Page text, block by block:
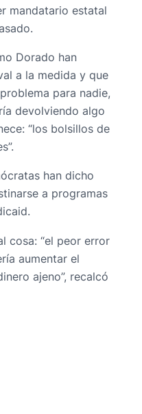
mandatario estatal
Dorado han
a la medida y que
para nadie,
devolviendo algo
“los bolsillos de
han dicho
a programas
cosa: “el peor error
aumentar el
ajeno”, recalcó